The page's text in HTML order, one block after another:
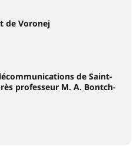
de Voronej
de Saint-
professeur M. A. Bontch-